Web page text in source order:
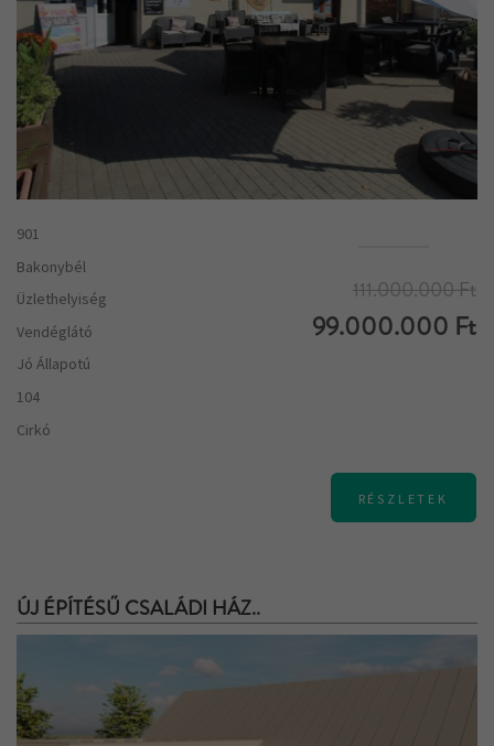
901
Bakonybél
Üzlethelyiség
Vendéglátó
Jó Állapotú
104
Cirkó
111.000.000 Ft
99.000.000 Ft
RÉSZLETEK
ÚJ ÉPÍTÉSŰ CSALÁDI HÁZ..